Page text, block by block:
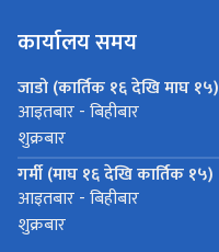
कार्यालय समय
जाडो (कार्तिक १६ देखि माघ १५)
आइतबार - बिहीबार
शुक्रबार
गर्मी (माघ १६ देखि कार्तिक १५)
आइतबार - बिहीबार
शुक्रबार